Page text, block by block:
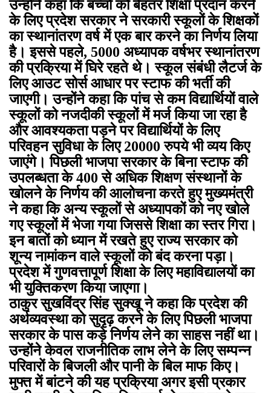
उन्होंने कहा कि बच्चों को बेहतर शिक्षा प्रदान करने
के लिए प्रदेश सरकार ने सरकारी स्कूलों के शिक्षकों
का स्थानांतरण वर्ष में एक बार करने का निर्णय लिया
है। इससे पहले, 5000 अध्यापक वर्षभर स्थानांतरण
की प्रक्रिया में घिरे रहते थे। स्कूल संबंधी लैटर्ज के
लिए आउट सोर्स आधार पर स्टाफ की भर्ती की
जाएगी। उन्होंने कहा कि पांच से कम विद्यार्थियों वाले
स्कूलों को नजदीकी स्कूलों में मर्ज किया जा रहा है
और आवश्यकता पड़ने पर विद्यार्थियों के लिए
परिवहन सुविधा के लिए 20000 रुपये भी व्यय किए
जाएंगे। पिछली भाजपा सरकार के बिना स्टाफ की
उपलब्धता के 400 से अधिक शिक्षण संस्थानों के
खोलने के निर्णय की आलोचना करते हुए मुख्यमंत्री
ने कहा कि अन्य स्कूलों से अध्यापकों को नए खोले
गए स्कूलों में भेजा गया जिससे शिक्षा का स्तर गिरा।
इन बातों को ध्यान में रखते हुए राज्य सरकार को
शून्य नामांकन वाले स्कूलों को बंद करना पड़ा।
प्रदेश में गुणवत्तापूर्ण शिक्षा के लिए महाविद्यालयों का
भी युक्तिकरण किया जाएगा।
ठाकुर सुखविंद्र सिंह सुक्खू ने कहा कि प्रदेश की
अर्थव्यवस्था को सुदृढ़ करने के लिए पिछली भाजपा
सरकार के पास कड़े निर्णय लेने का साहस नहीं था।
उन्होंने केवल राजनीतिक लाभ लेने के लिए सम्पन्न
परिवारों के बिजली और पानी के बिल माफ किए।
मुफ्त में बांटने की यह प्रक्रिया अगर इसी प्रकार